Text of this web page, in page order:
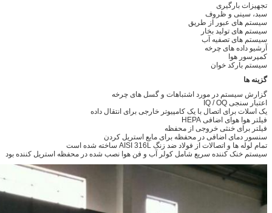
تجهیزات بارگیری
سبد، سینی و ظروف
سیستم های عبور از طریق
سیستم های تولید بخار
سیستم های تصفیه آب
آرشیو داده های چرخه
کمپرسور هوا
سیستم بارکد خوان
گزینه ها
گزارش سیستم در مورد اشتباهات و گسل های چرخه
اعتبار سنجی IQ / OQ
یک اسلات برای اتصال با یک کامپیوتر خارجی برای انتقال داده
فیلتر هوا هوای اضافی HEPA
فیلتر برای خنثی خروجی از محفظه
سنسور دمای اضافی در محفظه برای مایع استریل کردن
تمام لوله ها و اتصالات از فولاد ضد زنگ AISI 316L ساخته شده است
سیستم خنک کننده سریع شامل کولر آب و فن هوا نصب شده در محفظه استریل کننده بود